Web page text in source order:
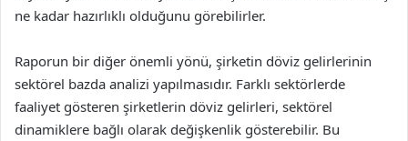
ne kadar hazırlıklı olduğunu görebilirler.
Raporun bir diğer önemli yönü, şirketin döviz gelirlerinin
sektörel bazda analizi yapılmasıdır. Farklı sektörlerde
faaliyet gösteren şirketlerin döviz gelirleri, sektörel
dinamiklere bağlı olarak değişkenlik gösterebilir. Bu